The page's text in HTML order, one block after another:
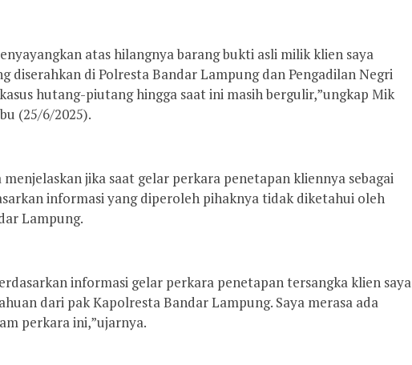
atas hilangnya barang bukti asli milik klien saya
diserahkan di Polresta Bandar Lampung dan Pengadilan Negri
hutang-piutang hingga saat ini masih bergulir,”ungkap Mik
(25/6/2025).
jika saat gelar perkara penetapan kliennya sebagai
informasi yang diperoleh pihaknya tidak diketahui oleh
Lampung.
informasi gelar perkara penetapan tersangka klien saya
dari pak Kapolresta Bandar Lampung. Saya merasa ada
perkara ini,”ujarnya.